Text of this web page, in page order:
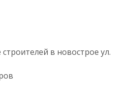
в новострое ул.